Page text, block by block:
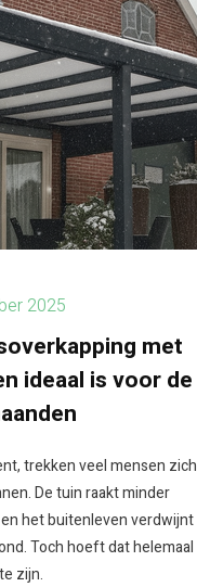
2025
met
ideaal is voor de
trekken veel mensen zich
De tuin raakt minder
het buitenleven verdwijnt
Toch hoeft dat helemaal
zijn.